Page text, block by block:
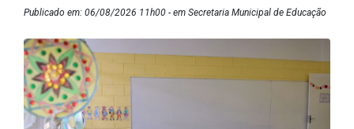
Publicado em: 06/08/2026 11h00 - em Secretaria Municipal de Educação